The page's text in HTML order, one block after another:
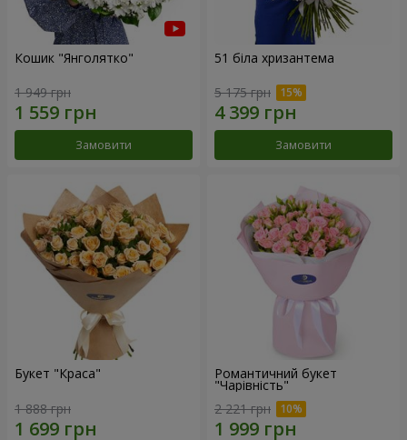
Кошик "Янголятко"
1 949 грн
Замовити
51 біла хризантема
5 175 грн
Замовити
Букет "Краса"
1 888 грн
Романтичний букет
"Чарівність"
2 221 грн